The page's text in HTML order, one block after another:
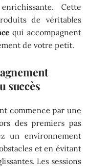
Cette
de véritables
qui accompagnent
de votre petit.
succès
commence par une
des premiers pas
un environnement
et en évitant
Les sessions